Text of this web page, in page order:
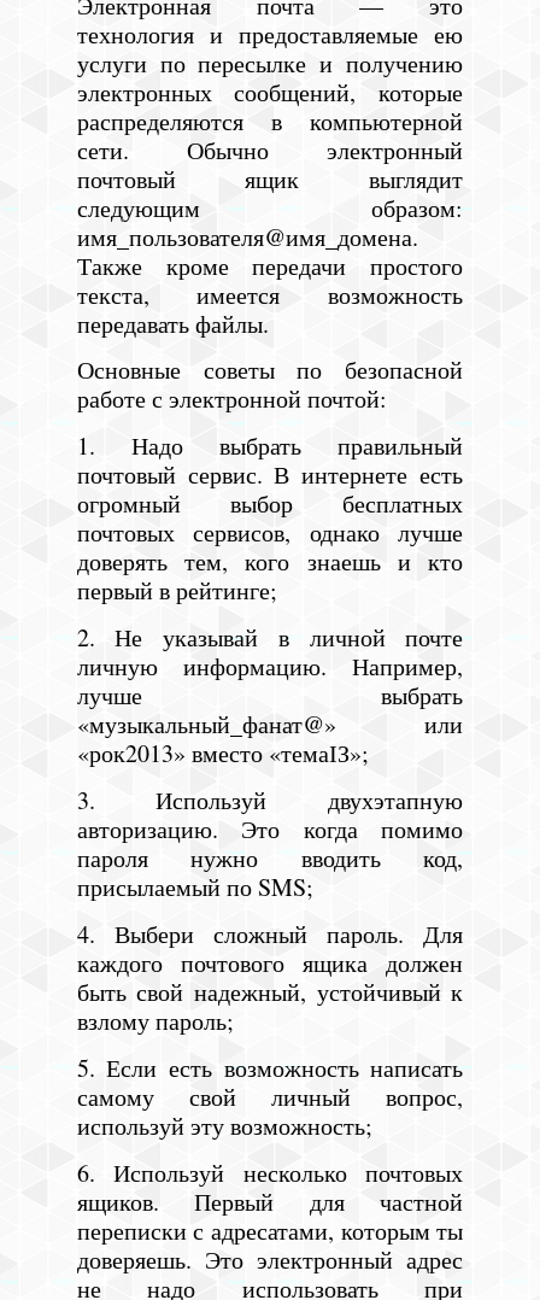
технология и предоставляемые ею
услуги по пересылке и получению
электронных сообщений, которые
распределяются в компьютерной
сети. Обычно электронный
почтовый ящик выглядит
следующим образом:
имя_пользователя@имя_домена.
Также кроме передачи простого
текста, имеется возможность
передавать файлы.
Основные советы по безопасной
работе с электронной почтой:
1. Надо выбрать правильный
почтовый сервис. В интернете есть
огромный выбор бесплатных
почтовых сервисов, однако лучше
доверять тем, кого знаешь и кто
первый в рейтинге;
2. Не указывай в личной почте
личную информацию. Например,
лучше выбрать
«музыкальный_фанат@» или
«рок2013» вместо «темаІЗ»;
3. Используй двухэтапную
авторизацию. Это когда помимо
пароля нужно вводить код,
присылаемый по SMS;
4. Выбери сложный пароль. Для
каждого почтового ящика должен
быть свой надежный, устойчивый к
взлому пароль;
5. Если есть возможность написать
самому свой личный вопрос,
используй эту возможность;
6. Используй несколько почтовых
ящиков. Первый для частной
переписки с адресатами, которым ты
доверяешь. Это электронный адрес
не надо использовать при